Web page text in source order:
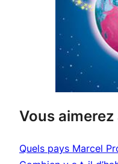
Vous aimerez
Quels pays Marcel